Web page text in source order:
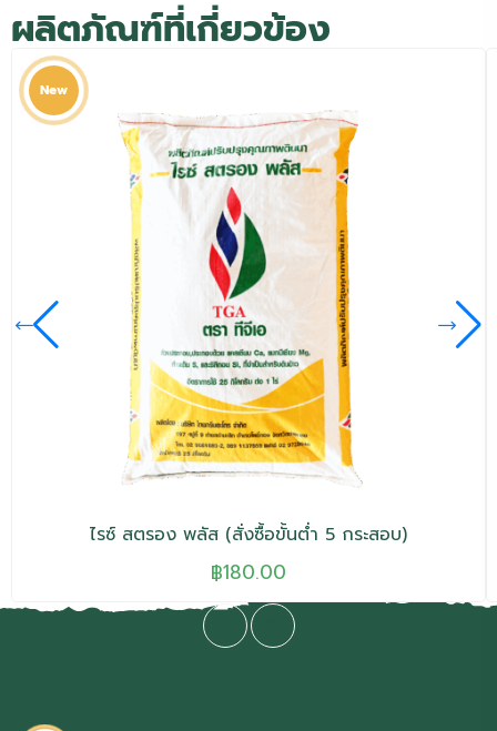
ผลิตภัณฑ์ที่เกี่ยวข้อง
New
ไรซ์ สตรอง พลัส (สั่งซื้อขั้นต่ำ 5 กระสอบ)
฿180.00